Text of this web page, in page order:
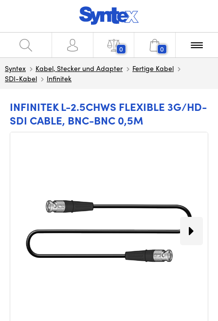
0 0
Syntex Kabel, Stecker und Adapter
Fertige Kabel
SDI-Kabel
Infinitek
INFINITEK L-2.5CHWS FLEXIBLE 3G/HD-
SDI CABLE, BNC-BNC 0,5M